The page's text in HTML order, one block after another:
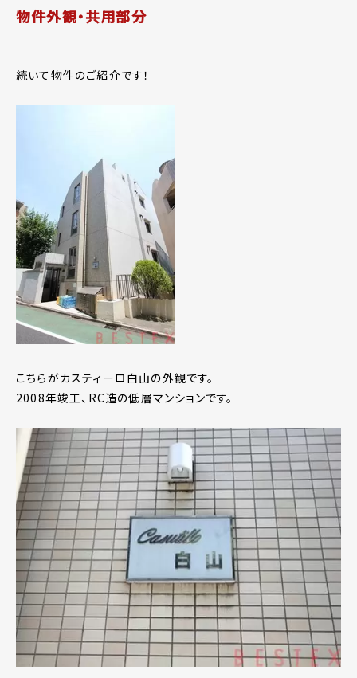
物件外観・共用部分
続いて物件のご紹介です！
こちらがカスティーロ白山の外観です。
2008年竣工、RC造の低層マンションです。